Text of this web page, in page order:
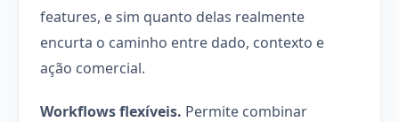
features, e sim quanto delas realmente
encurta o caminho entre dado, contexto e
ação comercial.
Workflows flexíveis. Permite combinar